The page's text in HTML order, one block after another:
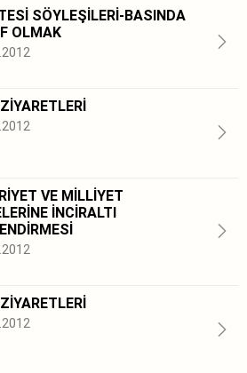
SÖYLEŞİLERİ-BASINDA
OLMAK
VE MİLLİYET
İNCİRALTI